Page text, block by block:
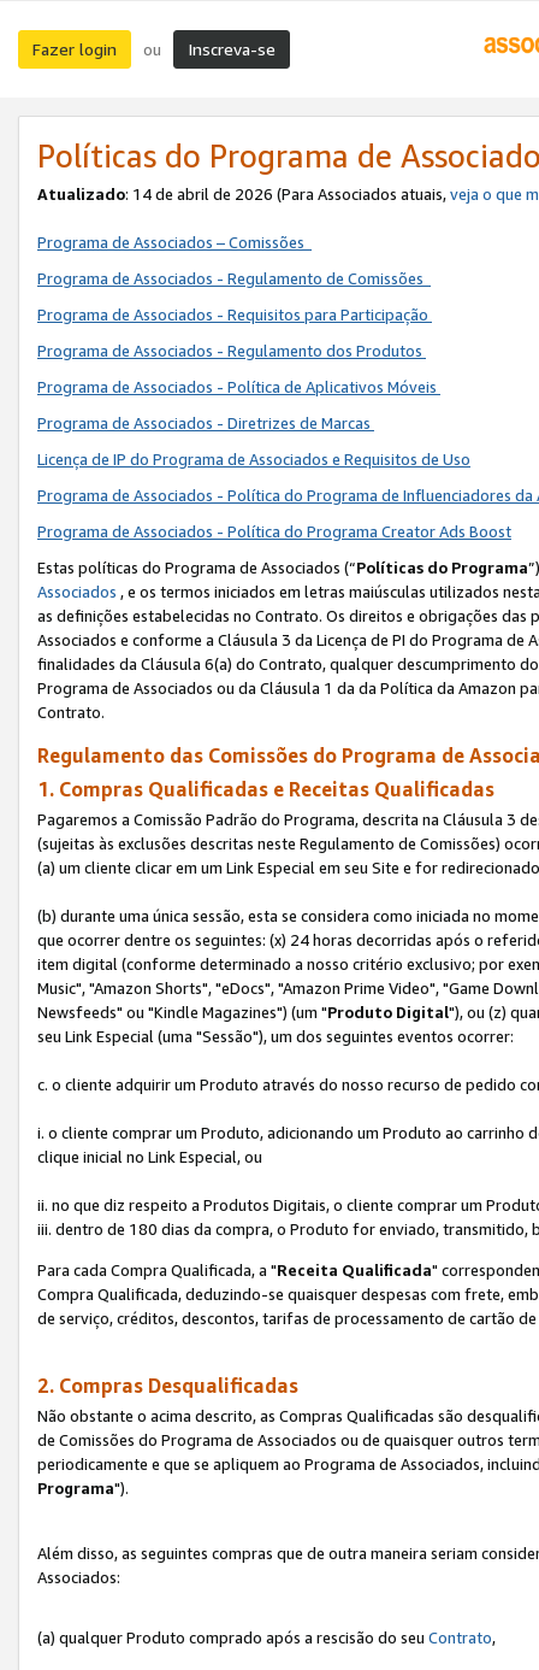
Fazer login ou Inscreva-se
Políticas do Programa de
Atualizado: 14 de abril de 2026 (Para Associados atuais,veja o que
Programa de Associados – Comissões
Programa de Associados - Regulamento de Comissões
Programa de Associados - Requisitos para Participação
Programa de Associados - Regulamento dos Produtos
Programa de Associados - Política de Aplicativos Móveis
Programa de Associados - Diretrizes de Marcas
Licença de IP do Programa de Associados e Requisitos de Uso
Programa de Associados - Política do Programa de Influenciadores
Programa de Associados - Política do Programa Creator Ads Boost
Estas políticas do Programa de Associados (“Políticas do Programa
Associados , e os termos iniciados em letras maiúsculas utilizados
as definições estabelecidas no Contrato. Os direitos e obrigações
Associados e conforme a Cláusula 3 da Licença de PI do Programa
finalidades da Cláusula 6(a) do Contrato, qualquer descumprimento
Programa de Associados ou da Cláusula 1 da da Política da Amazon
Contrato.
Regulamento das Comissões do Programa de
1. Compras Qualificadas e Receitas Qualificadas
Pagaremos a Comissão Padrão do Programa, descrita na Cláusula 3
(sujeitas às exclusões descritas neste Regulamento de Comissões)
(a) um cliente clicar em um Link Especial em seu Site e for
(b) durante uma única sessão, esta se considera como iniciada no
que ocorrer dentre os seguintes: (x) 24 horas decorridas após o
item digital (conforme determinado a nosso critério exclusivo; por
Music", "Amazon Shorts", "eDocs", "Amazon Prime Video", "Game
Newsfeeds" ou "Kindle Magazines") (um "Produto Digital"), ou (z)
seu Link Especial (uma "Sessão"), um dos seguintes eventos ocorrer:
c. o cliente adquirir um Produto através do nosso recurso de pedido
i. o cliente comprar um Produto, adicionando um Produto ao
clique inicial no Link Especial, ou
ii. no que diz respeito a Produtos Digitais, o cliente comprar um
iii. dentro de 180 dias da compra, o Produto for enviado, transmitido,
Para cada Compra Qualificada, a "Receita Qualificada"
Compra Qualificada, deduzindo-se quaisquer despesas com frete,
de serviço, créditos, descontos, tarifas de processamento de cartão
2. Compras Desqualificadas
Não obstante o acima descrito, as Compras Qualificadas são
de Comissões do Programa de Associados ou de quaisquer outros
periodicamente e que se apliquem ao Programa de Associados,
Programa").
Além disso, as seguintes compras que de outra maneira seriam
Associados:
(a) qualquer Produto comprado após a rescisão do seu Contrato,